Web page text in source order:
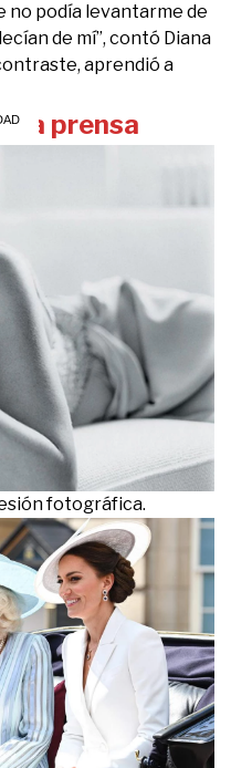
no podía levantarme de
de mí”, contó Diana
aprendió a
la prensa
fotográfica.